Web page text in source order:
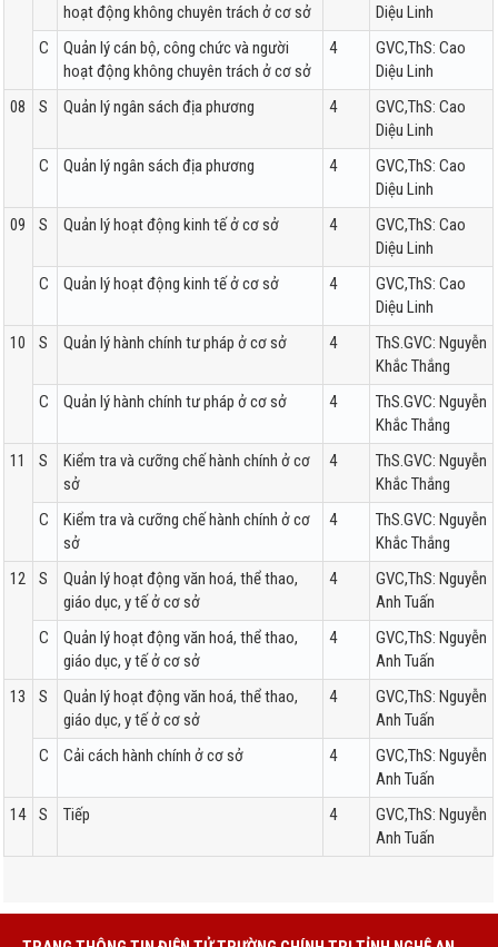
hoạt động không chuyên trách ở cơ sở
Diệu Linh
C
Quản lý cán bộ, công chức và người
hoạt động không chuyên trách ở cơ sở
4
GVC,ThS: Cao
Diệu Linh
08
S Quản lý ngân sách địa phương 4
GVC,ThS: Cao
Diệu Linh
C
Quản lý ngân sách địa phương 4
GVC,ThS: Cao
Diệu Linh
09
S Quản lý hoạt động kinh tế ở cơ sở 4
GVC,ThS: Cao
Diệu Linh
C
Quản lý hoạt động kinh tế ở cơ sở 4
GVC,ThS: Cao
Diệu Linh
10
S Quản lý hành chính tư pháp ở cơ sở 4
ThS.GVC: Nguyễn
Khắc Thắng
C
Quản lý hành chính tư pháp ở cơ sở 4
ThS.GVC: Nguyễn
Khắc Thắng
11
S
Kiểm tra và cưỡng chế hành chính ở cơ
sở
4
ThS.GVC: Nguyễn
Khắc Thắng
C
Kiểm tra và cưỡng chế hành chính ở cơ
sở
4
ThS.GVC: Nguyễn
Khắc Thắng
12
S
Quản lý hoạt động văn hoá, thể thao,
giáo dục, y tế ở cơ sở
4
GVC,ThS: Nguyễn
Anh Tuấn
C
Quản lý hoạt động văn hoá, thể thao,
giáo dục, y tế ở cơ sở
4
GVC,ThS: Nguyễn
Anh Tuấn
13
S
Quản lý hoạt động văn hoá, thể thao,
giáo dục, y tế ở cơ sở
4
GVC,ThS: Nguyễn
Anh Tuấn
C
Cải cách hành chính ở cơ sở 4
GVC,ThS: Nguyễn
Anh Tuấn
14
S Tiếp 4
GVC,ThS: Nguyễn
Anh Tuấn